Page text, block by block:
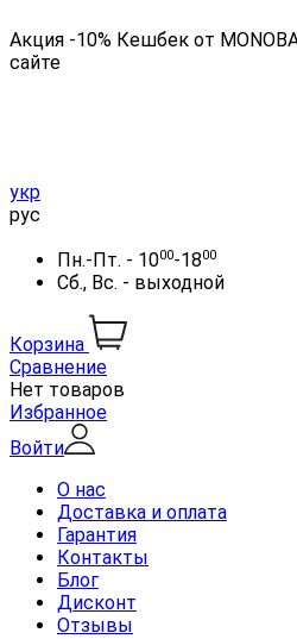
Акция -10% Кешбек от
сайте
укр
рус
Пн.-Пт. - 1000-1800
Сб., Вс. - выходной
Корзина
Сравнение
Нет товаров
Избранное
Войти
О нас
Доставка и оплата
Гарантия
Контакты
Блог
Дисконт
Отзывы